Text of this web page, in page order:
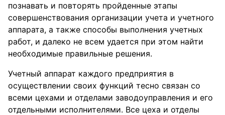
познавать и повторять пройденные этапы
совершенствования организации учета и учетного
аппарата, а также способы выполнения учетных
работ, и далеко не всем удается при этом найти
необходимые правильные решения.
Учетный аппарат каждого предприятия в
осуществлении своих функций тесно связан со
всеми цехами и отделами заводоуправления и его
отдельными исполнителями. Все цеха и отделы